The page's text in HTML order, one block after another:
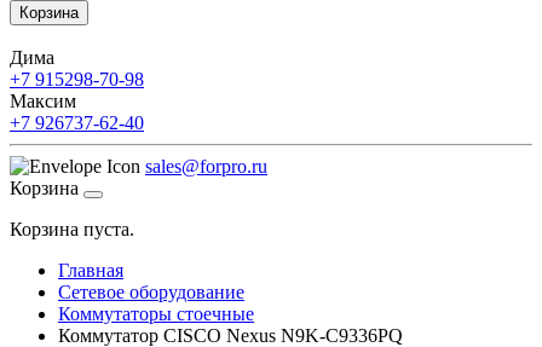
Корзина
Дима
+7 915298-70-98
Максим
+7 926737-62-40
sales@forpro.ru
Корзина
Корзина пуста.
Главная
Сетевое оборудование
Коммутаторы стоечные
Коммутатор CISCO Nexus N9K-C9336PQ